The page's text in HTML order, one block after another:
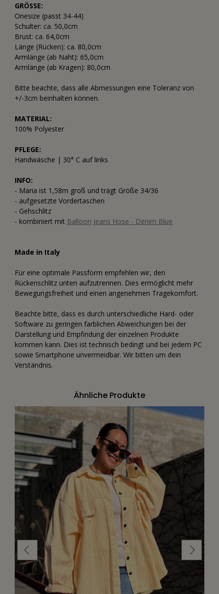
GRÖSSE:
Onesize (passt 34-44)
Schulter: ca. 50,0cm
Brust: ca. 64,0cm
Länge (Rücken): ca. 80,0cm
Armlänge (ab Naht): 65,0cm
Armlänge (ab Kragen): 80,0cm
Bitte beachte, dass alle Abmessungen eine Toleranz von
+/-3cm beinhalten können.
MATERIAL:
100% Polyester
PFLEGE:
Handwäsche | 30° C auf links
INFO:
- Maria ist 1,58m groß und trägt Größe 34/36
- aufgesetzte Vordertaschen
- Gehschlitz
- kombiniert mit Balloon Jeans Hose - Denim Blue
Made in Italy
Für eine optimale Passform empfehlen wir, den
Rückenschlitz unten aufzutrennen. Dies ermöglicht mehr
Bewegungsfreiheit und einen angenehmen Tragekomfort.
Beachte bitte, dass es durch unterschiedliche Hard- oder
Software zu geringen farblichen Abweichungen bei der
Darstellung und Empfindung der einzelnen Produkte
kommen kann. Dies ist technisch bedingt und bei jedem PC
sowie Smartphone unvermeidbar. Wir bitten um dein
Verständnis.
Ähnliche Produkte